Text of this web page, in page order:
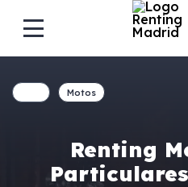
Renting
Motos